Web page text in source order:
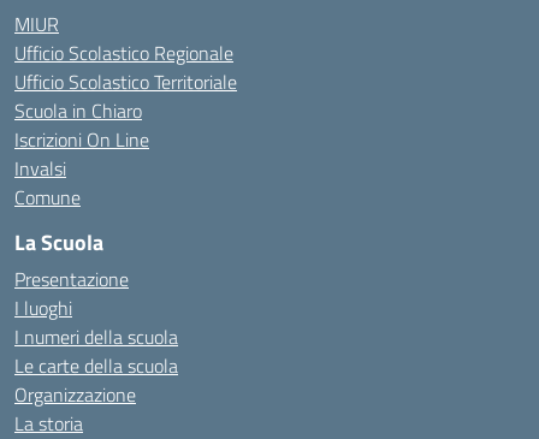
MIUR
Ufficio Scolastico Regionale
Ufficio Scolastico Territoriale
Scuola in Chiaro
Iscrizioni On Line
Invalsi
Comune
La Scuola
Presentazione
I luoghi
I numeri della scuola
Le carte della scuola
Organizzazione
La storia